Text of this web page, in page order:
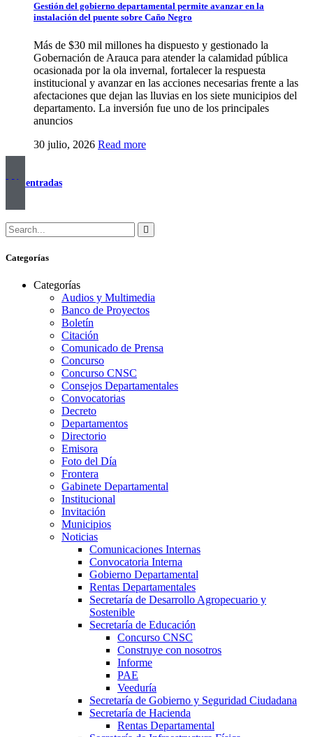
Gestión del gobierno departamental permite avanzar en la
instalación del puente sobre Caño Negro
Más de $30 mil millones ha dispuesto y gestionado la
Gobernación de Arauca para atender la calamidad pública
ocasionada por la ola invernal, fortalecer la respuesta
institucional y avanzar en las acciones necesarias frente a las
afectaciones que dejan las lluvias en los siete municipios del
departamento. La inversión fue uno de los principales
anuncios
30 julio, 2026 Read more
Más entradas
Categorías
Categorías
Audios y Multimedia
Banco de Proyectos
Boletín
Citación
Comunicado de Prensa
Concurso
Concurso CNSC
Consejos Departamentales
Convocatorias
Decreto
Departamentos
Directorio
Emisora
Foto del Día
Frontera
Gabinete Departamental
Institucional
Invitación
Municipios
Noticias
Comunicaciones Internas
Convocatoria Interna
Gobierno Departamental
Rentas Departamentales
Secretaría de Desarrollo Agropecuario y
Sostenible
Secretaría de Educación
Concurso CNSC
Construye con nosotros
Informe
PAE
Veeduría
Secretaría de Gobierno y Seguridad Ciudadana
Secretaría de Hacienda
Rentas Departamental